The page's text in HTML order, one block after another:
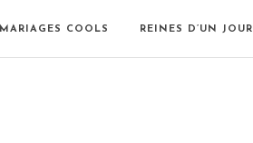
MARIAGES COOLS REINES D’UN JOUR